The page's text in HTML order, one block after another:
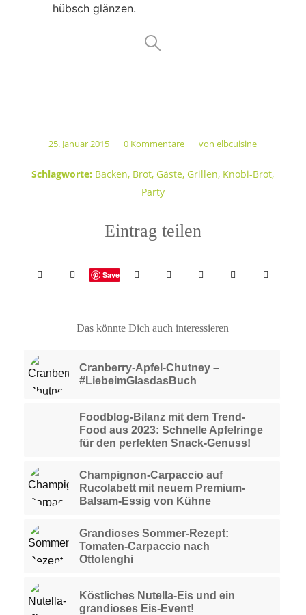
hübsch glänzen.
25. Januar 2015
/ 0 Kommentare
/ vonelbcuisine
Schlagworte: Backen, Brot, Gäste, Grillen, Knobi-Brot,
Party
Eintrag teilen
Save
Das könnte Dich auch interessieren
Cranberry-Apfel-Chutney –
#LiebeimGlasdasBuch
Foodblog-Bilanz mit dem Trend-
Food aus 2023: Schnelle Apfelringe
für den perfekten Snack-Genuss!
Champignon-Carpaccio auf
Rucolabett mit neuem Premium-
Balsam-Essig von Kühne
Grandioses Sommer-Rezept:
Tomaten-Carpaccio nach
Ottolenghi
Köstliches Nutella-Eis und ein
grandioses Eis-Event!